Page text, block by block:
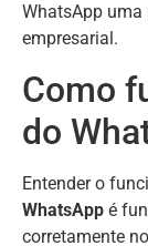
WhatsApp
empresarial.
Como
do
Entender o
WhatsApp é
corretamente